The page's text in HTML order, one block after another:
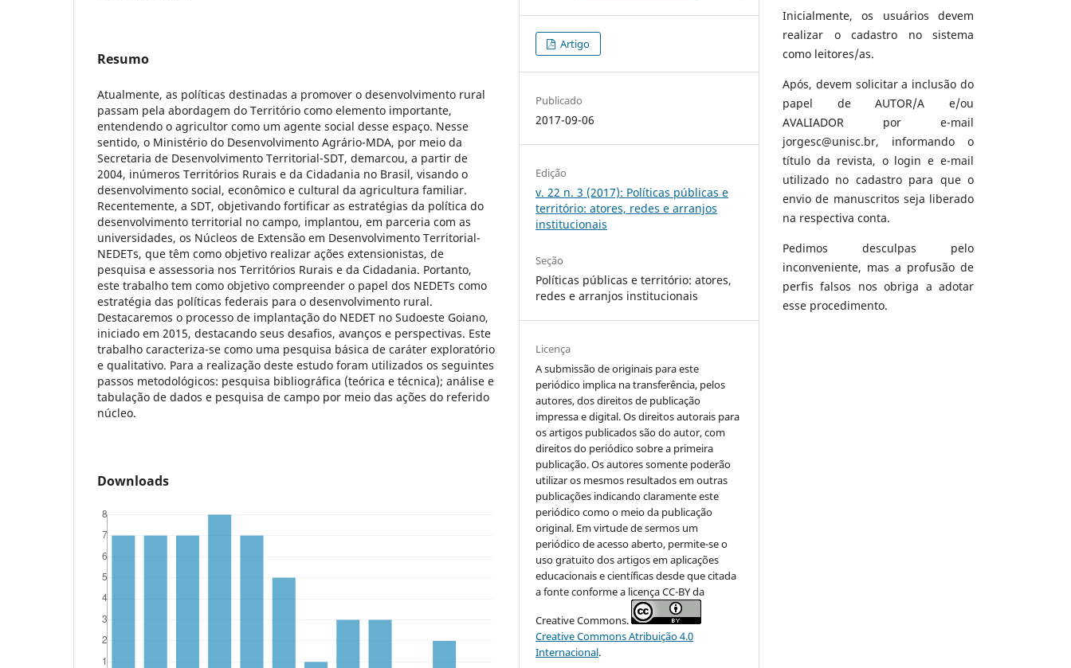
Resumo
Atualmente, as políticas destinadas a promover o desenvolvimento rural
passam pela abordagem do Território como elemento importante,
entendendo o agricultor como um agente social desse espaço. Nesse
sentido, o Ministério do Desenvolvimento Agrário-MDA, por meio da
Secretaria de Desenvolvimento Territorial-SDT, demarcou, a partir de
2004, inúmeros Territórios Rurais e da Cidadania no Brasil, visando o
desenvolvimento social, econômico e cultural da agricultura familiar.
Recentemente, a SDT, objetivando fortificar as estratégias da política do
desenvolvimento territorial no campo, implantou, em parceria com as
universidades, os Núcleos de Extensão em Desenvolvimento Territorial-
NEDETs, que têm como objetivo realizar ações extensionistas, de
pesquisa e assessoria nos Territórios Rurais e da Cidadania. Portanto,
este trabalho tem como objetivo compreender o papel dos NEDETs como
estratégia das políticas federais para o desenvolvimento rural.
Destacaremos o processo de implantação do NEDET no Sudoeste Goiano,
iniciado em 2015, destacando seus desafios, avanços e perspectivas. Este
trabalho caracteriza-se como uma pesquisa básica de caráter exploratório
e qualitativo. Para a realização deste estudo foram utilizados os seguintes
passos metodológicos: pesquisa bibliográfica (teórica e técnica); análise e
tabulação de dados e pesquisa de campo por meio das ações do referido
núcleo.
Downloads
Artigo
Publicado
2017-09-06
Edição
v. 22 n. 3 (2017): Políticas públicas e
território: atores, redes e arranjos
institucionais
Seção
Políticas públicas e território: atores,
redes e arranjos institucionais
Licença
A submissão de originais para este
periódico implica na transferência, pelos
autores, dos direitos de publicação
impressa e digital. Os direitos autorais para
os artigos publicados são do autor, com
direitos do periódico sobre a primeira
publicação. Os autores somente poderão
utilizar os mesmos resultados em outras
publicações indicando claramente este
periódico como o meio da publicação
original. Em virtude de sermos um
periódico de acesso aberto, permite-se o
uso gratuito dos artigos em aplicações
educacionais e científicas desde que citada
a fonte conforme a licença CC-BY da
Creative Commons.
Creative Commons Atribuição 4.0
Internacional.
Inicialmente, os usuários devem
realizar o cadastro no sistema
como leitores/as.
Após, devem solicitar a inclusão do
papel de AUTOR/A e/ou
AVALIADOR por e-mail
jorgesc@unisc.br, informando o
título da revista, o login e e-mail
utilizado no cadastro para que o
envio de manuscritos seja liberado
na respectiva conta.
Pedimos desculpas pelo
inconveniente, mas a profusão de
perfis falsos nos obriga a adotar
esse procedimento.